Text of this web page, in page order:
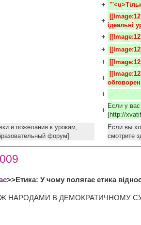
+
+
ідеальні
+
+
+
+
+
+ Если у
[http://
и пожелания к урокам,
форум].
Если вы
смотрите
>>Етика: У чому полягає етика
НАРОДАМИ В ДЕМОКРАТИЧНОМУ